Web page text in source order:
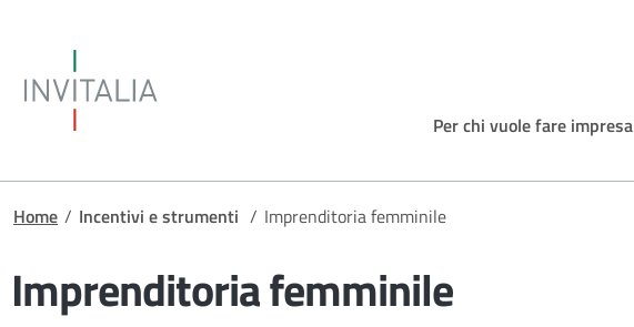
Per chi vuole fare impresa
Briciole di pane
Home / Incentivi e strumenti / Imprenditoria femminile
Imprenditoria femminile